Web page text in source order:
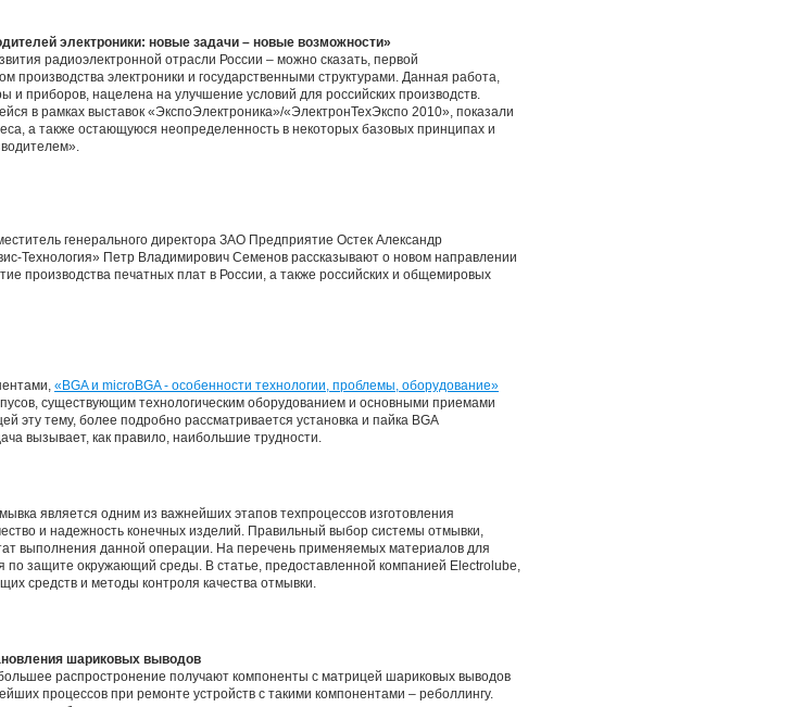
электроники: новые задачи – новые возможности»
радиоэлектронной отрасли России – можно сказать, первой
производства электроники и государственными структурами. Данная работа,
приборов, нацелена на улучшение условий для российских производств.
в рамках выставок «ЭкспоЭлектроника»/«ЭлектронТехЭкспо 2010», показали
а также остающуюся неопределенность в некоторых базовых принципах и
генерального директора ЗАО Предприятие Остек Александр
Технология» Петр Владимирович Семенов рассказывают о новом направлении
производства печатных плат в России, а также российских и общемировых
«BGA и microBGA - особенности технологии, проблемы, оборудование»
существующим технологическим оборудованием и основными приемами
эту тему, более подробно рассматривается установка и пайка BGA
вызывает, как правило, наибольшие трудности.
является одним из важнейших этапов техпроцессов изготовления
и надежность конечных изделий. Правильный выбор системы отмывки,
выполнения данной операции. На перечень применяемых материалов для
защите окружающий среды. В статье, предоставленной компанией Electrolube,
средств и методы контроля качества отмывки.
шариковых выводов
распростронение получают компоненты с матрицей шариковых выводов
процессов при ремонте устройств с такими компонентами – реболлингу.